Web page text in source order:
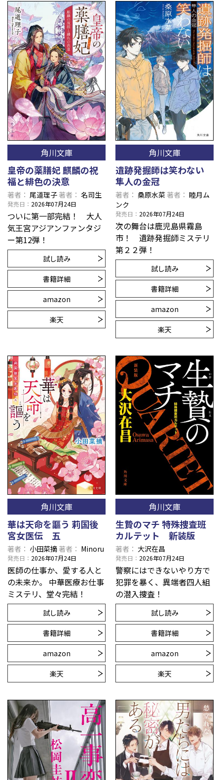
角川文庫
皇帝の薬膳妃 麒麟の祝
福と緋色の決意
著者 尾道理子著者 名司生
発売日 2026年07月24日
ついに第一部完結！ 大人
気王宮アジアンファンタジ
ー第12弾！
試し読み
書籍詳細
amazon
楽天
角川文庫
遺跡発掘師は笑わない
隼人の金冠
著者 桑原水菜著者
睦月ム
ンク
発売日 2026年07月24日
次の舞台は鹿児島県霧島
市！ 遺跡発掘師ミステリ
第２２弾！
試し読み
書籍詳細
amazon
楽天
角川文庫
華は天命を謳う 莉国後
宮女医伝 五
著者 小田菜摘著者 Minoru
発売日 2026年07月24日
医師の仕事か、愛する人と
の未来か。 中華医療お仕事
ミステリ、堂々完結！
試し読み
書籍詳細
amazon
楽天
角川文庫
生贄のマチ 特殊捜査班
カルテット 新装版
著者 大沢在昌
発売日 2026年07月24日
警察にはできないやり方で
犯罪を暴く、異端者四人組
の潜入捜査！
試し読み
書籍詳細
amazon
楽天